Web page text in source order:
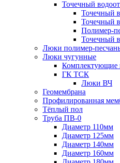
Точечный
Точечный
Точечный
Полимер-
Точечный
Люки полимер-
Люки чугунные
Комплектующие
ГК ТСК
Люки ВЧ
Геомембрана
Профилированная
Тёплый пол
Труба ПВ-0
Диаметр 110мм
Диаметр 125мм
Диаметр 140мм
Диаметр 160мм